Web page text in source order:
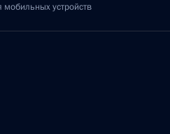
устройств